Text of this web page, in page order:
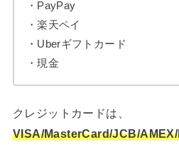
・PayPay
・楽天ペイ
・Uberギフトカード
・現金
クレジットカードは、
VISA/MasterCard/JCB/